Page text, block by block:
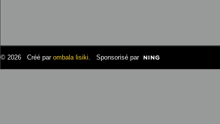
© 2026 Créé par ombala lisiki. Sponsorisé par